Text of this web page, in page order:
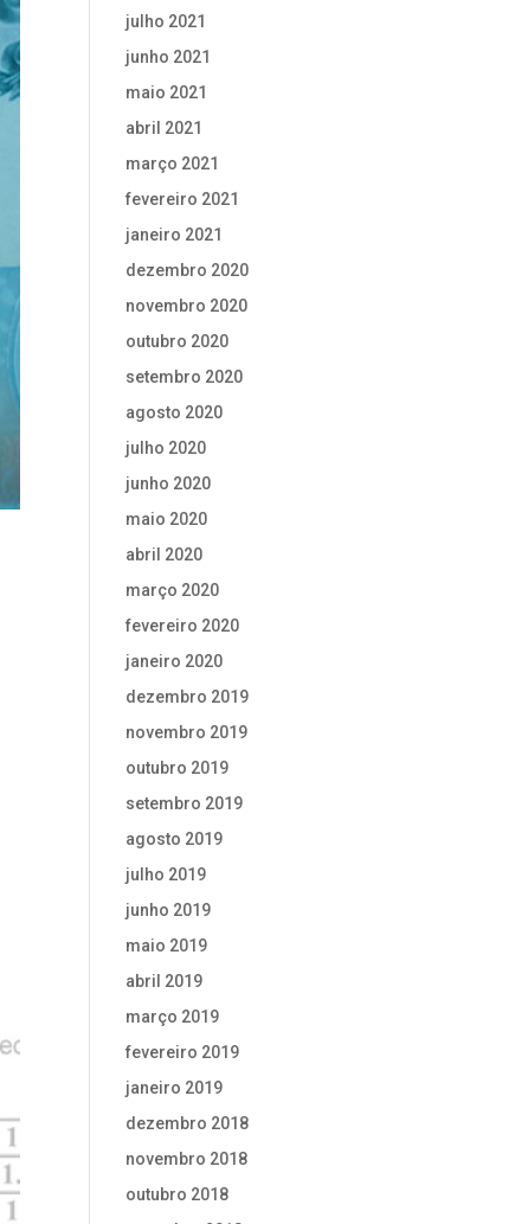
julho 2021
junho 2021
maio 2021
abril 2021
março 2021
fevereiro 2021
janeiro 2021
dezembro 2020
novembro 2020
outubro 2020
setembro 2020
agosto 2020
julho 2020
junho 2020
maio 2020
abril 2020
março 2020
fevereiro 2020
janeiro 2020
dezembro 2019
novembro 2019
outubro 2019
setembro 2019
agosto 2019
julho 2019
junho 2019
maio 2019
abril 2019
março 2019
fevereiro 2019
janeiro 2019
dezembro 2018
novembro 2018
outubro 2018